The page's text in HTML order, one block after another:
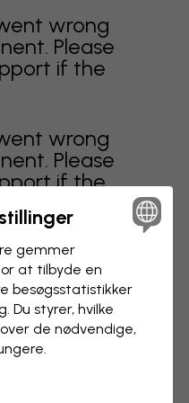
wrong
Please
if the
wrong
Please
if the
1 sider
gemmer
at tilbyde en
besøgs­statistikker
Du styrer, hvilke
de nødvendige,